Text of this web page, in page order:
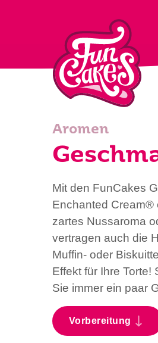
Aromen
Mit den FunCakes
Enchanted Cream®
zartes Nussaroma
vertragen auch die
Muffin- oder
Effekt für Ihre
Sie immer ein paar
Vorbereitung